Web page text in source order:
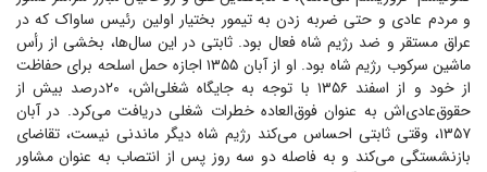
و مردم عادی و حتی ضربه زدن به تیمور بختیار اولین رئیس ساواک که در
عراق مستقر و ضد رژیم شاه فعال بود. ثابتی در این سال‌ها، بخشی از رأس
ماشین سرکوب رژیم شاه بود. او از آبان ۱۳۵۵ اجازه حمل اسلحه برای حفاظت
از خود و از اسفند ۱۳۵۶ با توجه به جایگاه شغلی‌اش، ۲۰درصد بیش از
حقوق‌عادی‌اش به عنوان فوق‌العاده خطرات شغلی دریافت می‌کرد. در آبان
۱۳۵۷، وقتی ثابتی احساس می‌کند رژیم شاه دیگر ماندنی نیست، تقاضای
بازنشستگی می‌کند و به فاصله دو سه روز پس از انتصاب به عنوان مشاور